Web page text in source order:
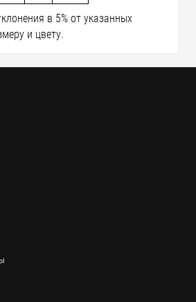
в 5% от указанных
и цвету.